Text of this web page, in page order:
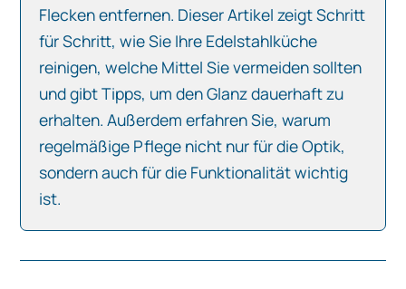
Flecken entfernen. Dieser Artikel zeigt Schritt
für Schritt, wie Sie Ihre Edelstahlküche
reinigen, welche Mittel Sie vermeiden sollten
und gibt Tipps, um den Glanz dauerhaft zu
erhalten. Außerdem erfahren Sie, warum
regelmäßige Pflege nicht nur für die Optik,
sondern auch für die Funktionalität wichtig
ist.